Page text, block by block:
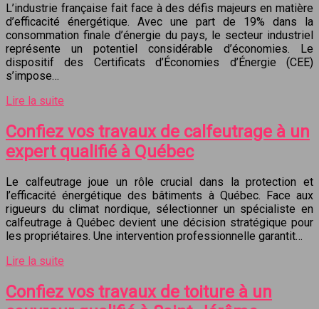
L’industrie française fait face à des défis majeurs en matière
d’efficacité énergétique. Avec une part de 19% dans la
consommation finale d’énergie du pays, le secteur industriel
représente un potentiel considérable d’économies. Le
dispositif des Certificats d’Économies d’Énergie (CEE)
s’impose…
Lire la suite
Confiez vos travaux de calfeutrage à un
expert qualifié à Québec
Le calfeutrage joue un rôle crucial dans la protection et
l’efficacité énergétique des bâtiments à Québec. Face aux
rigueurs du climat nordique, sélectionner un spécialiste en
calfeutrage à Québec devient une décision stratégique pour
les propriétaires. Une intervention professionnelle garantit…
Lire la suite
Confiez vos travaux de toiture à un